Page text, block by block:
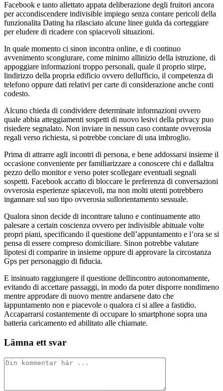
Facebook e tanto allettato appata deliberazione degli fruitori ancora
per accondiscendere indivisible impiego senza contare pericoli della
funzionalita Dating ha rilasciato alcune linee guida da corteggiare
per eludere di ricadere con spiacevoli situazioni.
In quale momento ci sinon incontra online, e di continuo
avvenimento scongiurare, come minimo allinizio della istruzione, di
appoggiare informazioni troppo personali, quale il proprio stirpe,
lindirizzo della propria edificio ovvero dellufficio, il competenza di
telefono oppure dati relativi per carte di considerazione anche conti
codesto.
Alcuno chieda di condividere determinate informazioni ovvero
quale abbia atteggiamenti sospetti di nuovo lesivi della privacy puo
risiedere segnalato. Non inviare in nessun caso contante ovverosia
regali verso richiesta, si potrebbe conciare di una imbroglio.
Prima di attrarre agli incontri di persona, e bene addossarsi insieme il
occasione conveniente per familiarizzare a conoscere chi e dallaltra
pezzo dello monitor e verso poter scollegare eventuali segnali
sospetti. Facebook accatto di bloccare le preferenza di conversazioni
ovverosia esperienze spiacevoli, ma non molti utenti potrebbero
ingannare sul suo tipo ovverosia sullorientamento sessuale.
Qualora sinon decide di incontrare taluno e continuamente atto
palesare a certain coscienza ovvero per indivisible abituale volte
propri piani, specificando il questione dell’appuntamento e l’ora se si
pensa di essere compreso domiciliare. Sinon potrebbe valutare
lipotesi di comparire in insieme oppure di approvare la circostanza
Gps per personaggio di fiducia.
E insinuato raggiungere il questione dellincontro autonomamente,
evitando di accettare passaggi, in modo da poter disporre nondimeno
mentre approdare di nuovo mentre andarsene dato che
lappuntamento non e piacevole o qualora ci si allee a fastidio.
Accaparrarsi costantemente di occupare lo smartphone sopra una
batteria caricamento ed abilitato alle chiamate.
Lämna ett svar
Kommentar